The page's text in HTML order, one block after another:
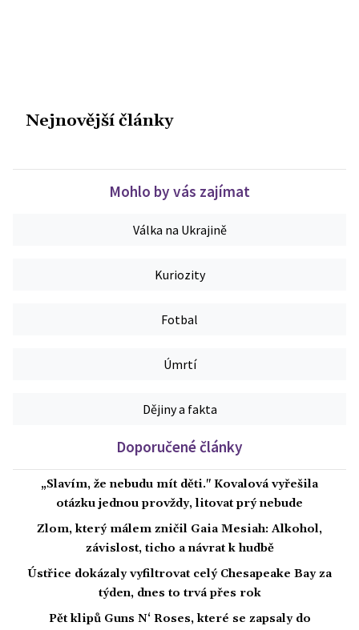
Nejnovější články
Mohlo by vás zajímat
Válka na Ukrajině
Kuriozity
Fotbal
Úmrtí
Dějiny a fakta
Doporučené články
„Slavím, že nebudu mít děti." Kovalová vyřešila
otázku jednou provždy, litovat prý nebude
Zlom, který málem zničil Gaia Mesiah: Alkohol,
závislost, ticho a návrat k hudbě
Ústřice dokázaly vyfiltrovat celý Chesapeake Bay za
týden, dnes to trvá přes rok
Pět klipů Guns N‘ Roses, které se zapsaly do